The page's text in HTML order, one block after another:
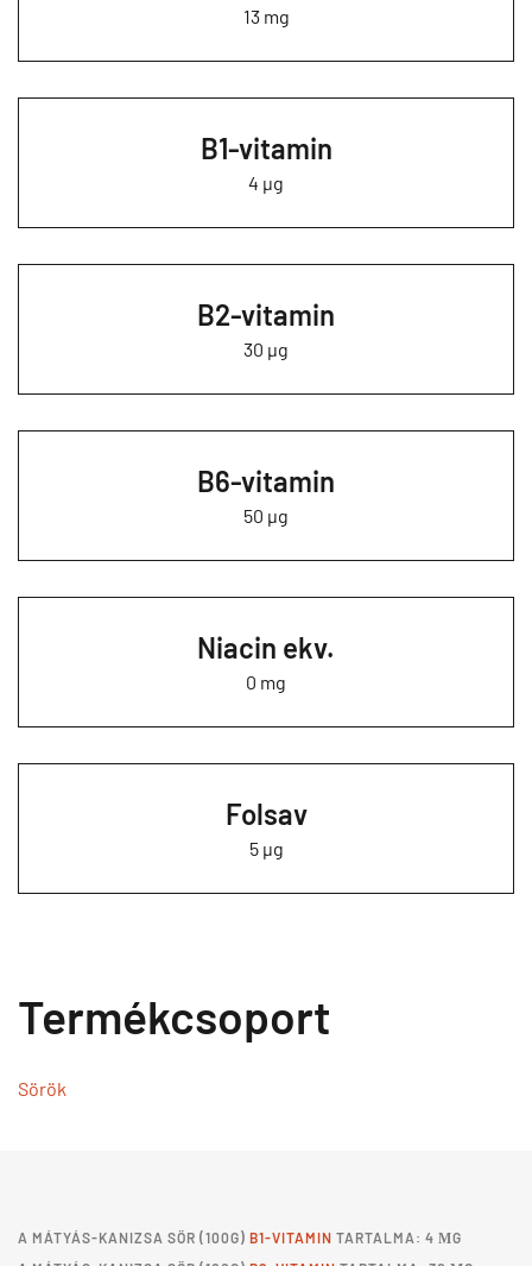
13 mg
B1-vitamin
4 µg
B2-vitamin
30 µg
B6-vitamin
50 µg
Niacin ekv.
0 mg
Folsav
5 µg
Termékcsoport
Sörök
A MÁTYÁS-KANIZSA SÖR (100G) B1-VITAMIN TARTALMA: 4 ΜG